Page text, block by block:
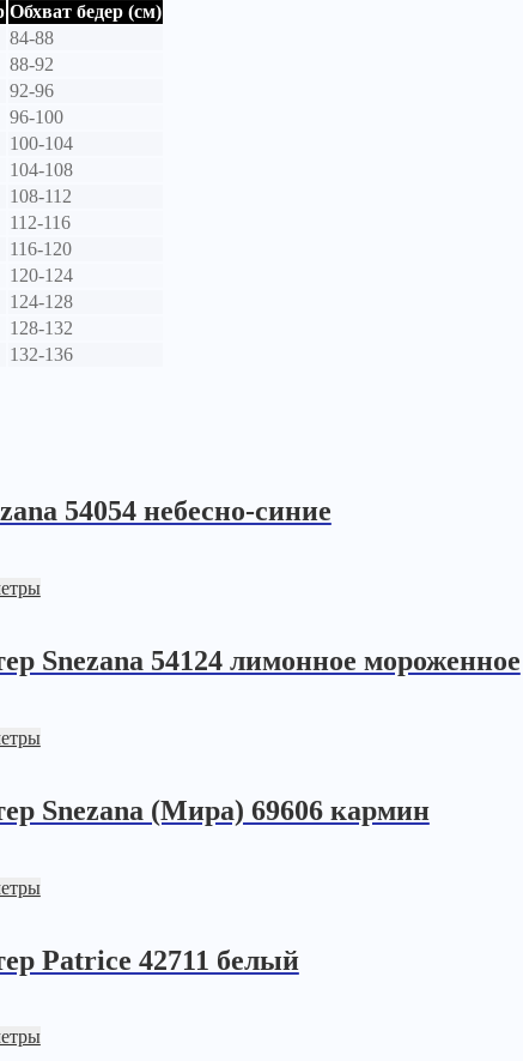
Обхват бедер (см)
84-88
88-92
92-96
96-100
100-104
104-108
108-112
112-116
116-120
120-124
124-128
128-132
132-136
54054 небесно-синие
Snezana 54124 лимонное мороженное
Snezana (Мира) 69606 кармин
Patrice 42711 белый